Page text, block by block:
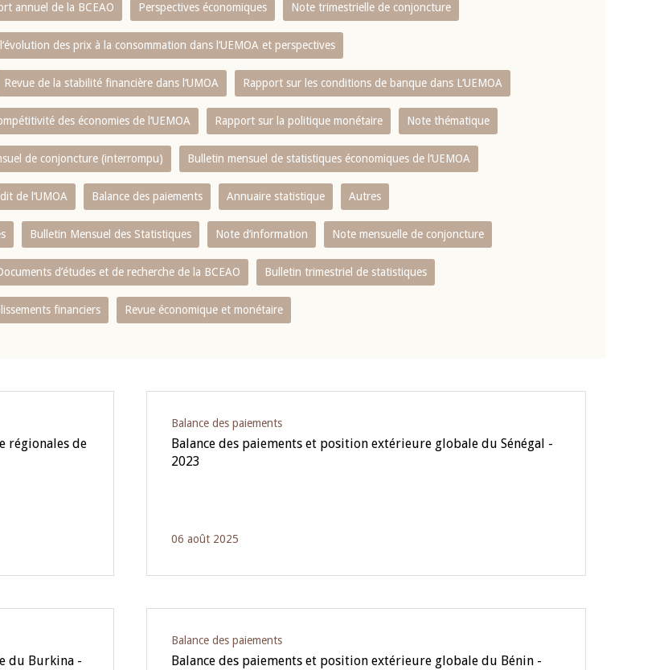
annuel de la BCEAO Perspectives économiques Note trimestrielle de conjoncture
des prix à la consommation dans l‘UEMOA et perspectives
Revue de la stabilité financière dans l‘UMOA Rapport sur les conditions de banque dans L‘UEMOA
des économies de l‘UEMOA Rapport sur la politique monétaire Note thématique
de conjoncture (interrompu) Bulletin mensuel de statistiques économiques de l‘UEMOA
de l‘UMOA Balance des paiements Annuaire statistique Autres
Bulletin Mensuel des Statistiques Note d’information Note mensuelle de conjoncture
d’études et de recherche de la BCEAO Bulletin trimestriel de statistiques
financiers Revue économique et monétaire
régionales de
Balance des paiements
Balance des paiements et position extérieure globale du Sénégal -
2023
06 août 2025
du Burkina -
Balance des paiements
Balance des paiements et position extérieure globale du Bénin -